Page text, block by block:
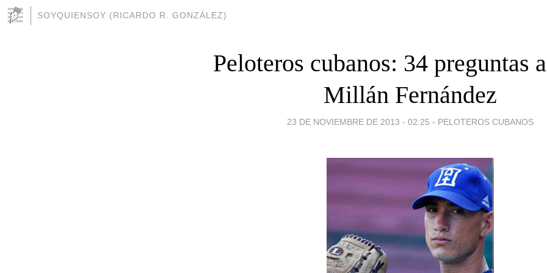
SOYQUIENSOY (RICARDO R. GONZÁLEZ)
Peloteros cubanos: 34 preguntas a
Millán Fernández
23 DE NOVIEMBRE DE 2013 - 02:25 - PELOTEROS CUBANOS